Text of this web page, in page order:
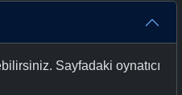
Sayfadaki oynatıcı